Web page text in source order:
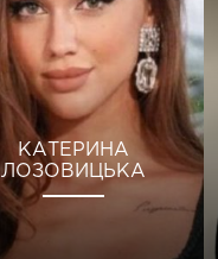
КАТЕРИНА
ЛОЗОВИЦЬКА